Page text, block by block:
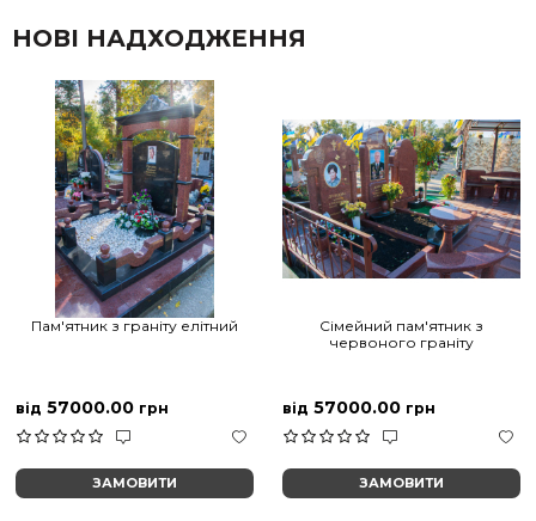
НОВІ НАДХОДЖЕННЯ
Пам'ятник з граніту елітний
від 57000.00 грн
ЗАМОВИТИ
Сімейний пам'ятник з
червоного граніту
від 57000.00 грн
ЗАМОВИТИ